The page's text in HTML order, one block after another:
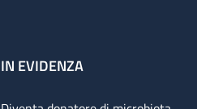
IN EVIDENZA